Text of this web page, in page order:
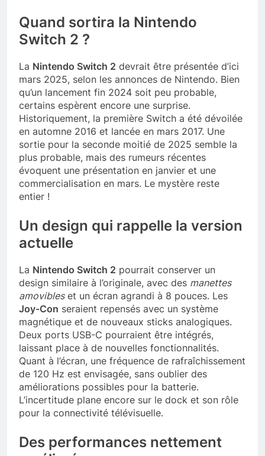
Quand sortira la Nintendo
Switch 2 ?
La Nintendo Switch 2 devrait être présentée d’ici
mars 2025, selon les annonces de Nintendo. Bien
qu’un lancement fin 2024 soit peu probable,
certains espèrent encore une surprise.
Historiquement, la première Switch a été dévoilée
en automne 2016 et lancée en mars 2017. Une
sortie pour la seconde moitié de 2025 semble la
plus probable, mais des rumeurs récentes
évoquent une présentation en janvier et une
commercialisation en mars. Le mystère reste
entier !
Un design qui rappelle la version
actuelle
La Nintendo Switch 2 pourrait conserver un
design similaire à l’originale, avec des manettes
amovibleset un écran agrandi à 8 pouces. Les
Joy-Con seraient repensés avec un système
magnétique et de nouveaux sticks analogiques.
Deux ports USB-C pourraient être intégrés,
laissant place à de nouvelles fonctionnalités.
Quant à l’écran, une fréquence de rafraîchissement
de 120 Hz est envisagée, sans oublier des
améliorations possibles pour la batterie.
L’incertitude plane encore sur le dock et son rôle
pour la connectivité télévisuelle.
Des performances nettement